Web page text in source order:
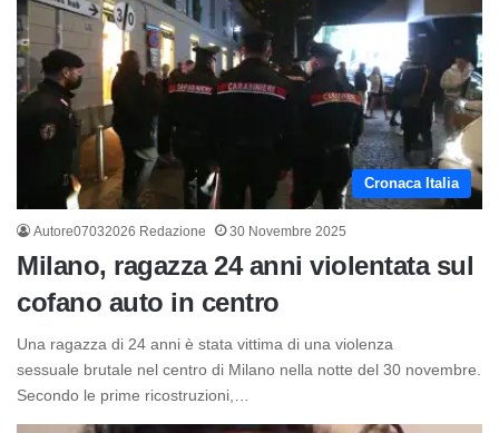
Cronaca Italia
Autore07032026 Redazione 30 Novembre 2025
Milano, ragazza 24 anni violentata sul
cofano auto in centro
Una ragazza di 24 anni è stata vittima di una violenza
sessuale brutale nel centro di Milano nella notte del 30 novembre.
Secondo le prime ricostruzioni,…